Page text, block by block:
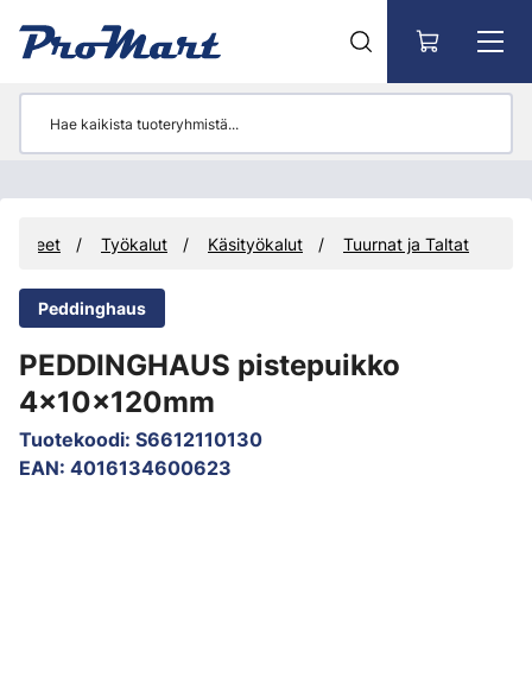
Työkalut Käsityökalut Tuurnat ja Taltat
Peddinghaus
PEDDINGHAUS pistepuikko
4x10x120mm
Tuotekoodi: S6612110130
EAN: 4016134600623